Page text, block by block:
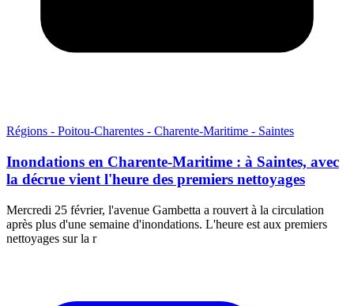
Régions - Poitou-Charentes - Charente-Maritime - Saintes
Inondations en Charente-Maritime : à Saintes, avec
la décrue vient l'heure des premiers nettoyages
Mercredi 25 février, l'avenue Gambetta a rouvert à la circulation
après plus d'une semaine d'inondations. L'heure est aux premiers
nettoyages sur la r